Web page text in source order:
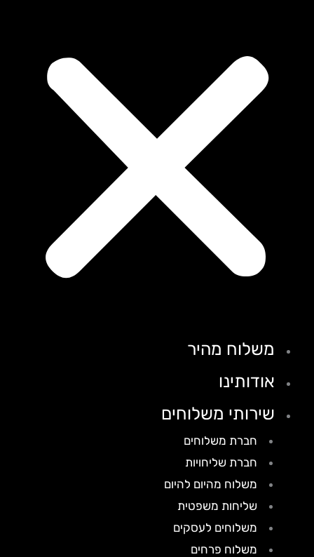
משלוח מהיר
אודותינו
שירותי משלוחים
חברת משלוחים
חברת שליחויות
משלוח מהיום להיום
שליחות משפטית
משלוחים לעסקים
משלוח פרחים